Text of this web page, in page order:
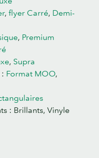
, flyer Carré, Demi-
, Premium
, Supra
Format MOO,
: Brillants, Vinyle